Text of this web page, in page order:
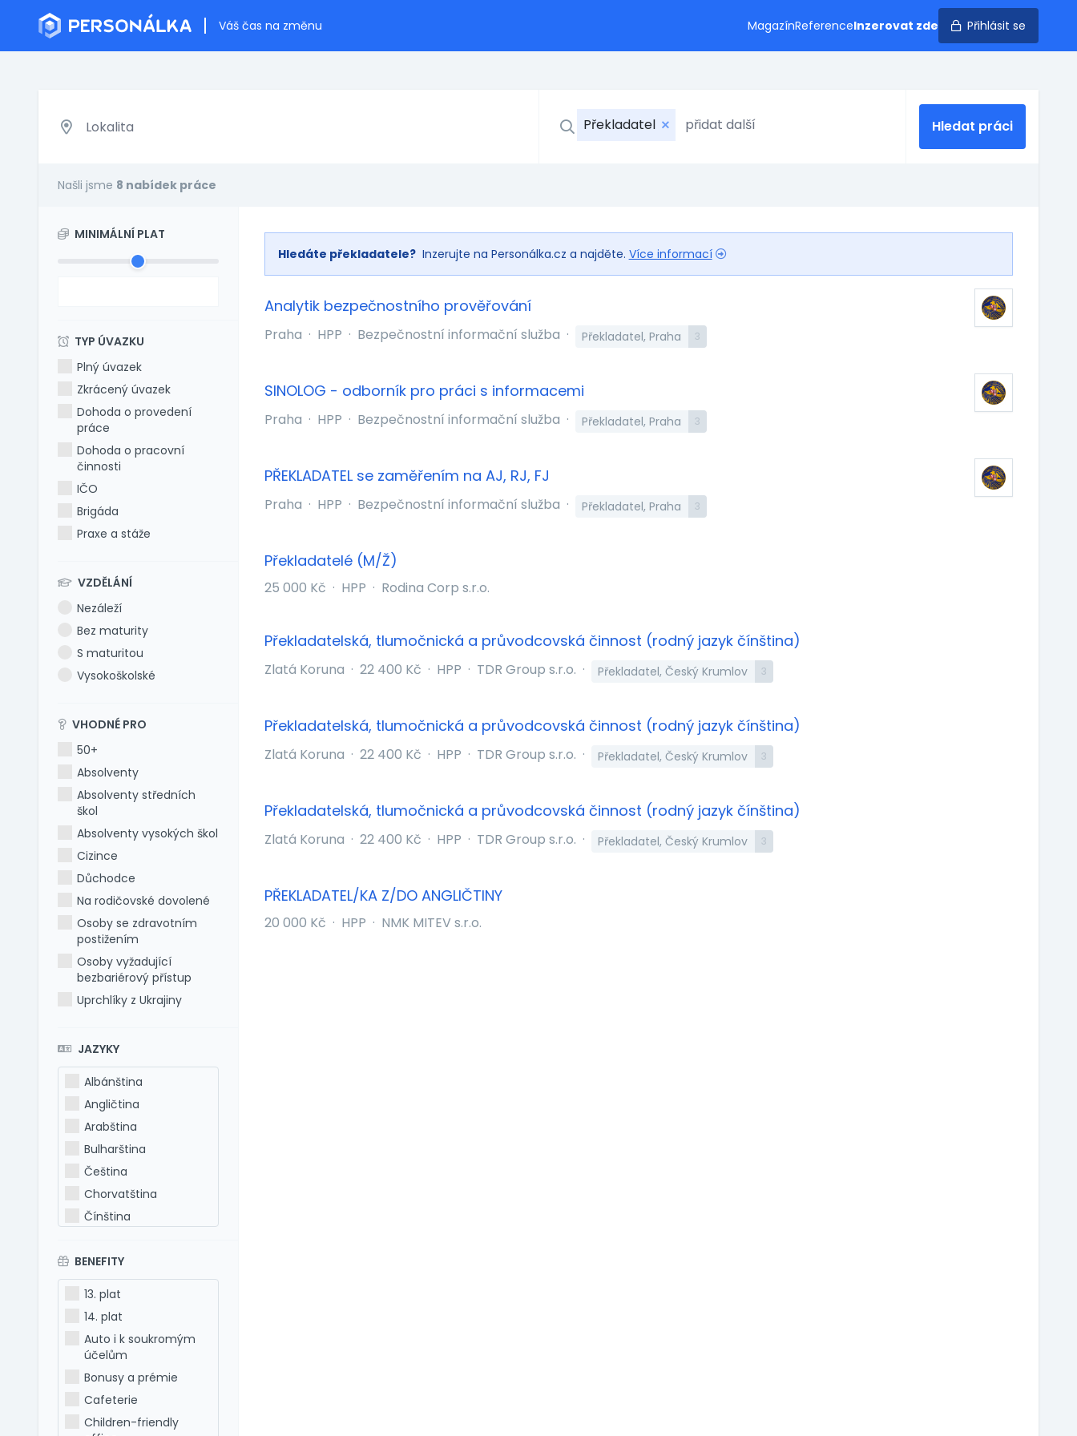
Váš čas na změnu MagazínReferenceInzerovat zde Přihlásit se
Překladatel Hledat práci
Našli jsme 8 nabídek práce
MINIMÁLNÍ PLAT
TYP ÚVAZKU
Plný úvazek
Zkrácený úvazek
Dohoda o provedení
práce
Dohoda o pracovní
činnosti
IČO
Brigáda
Praxe a stáže
VZDĚLÁNÍ
Nezáleží
Bez maturity
S maturitou
Vysokoškolské
VHODNÉ PRO
50+
Absolventy
Absolventy středních
škol
Absolventy vysokých škol
Cizince
Důchodce
Na rodičovské dovolené
Osoby se zdravotním
postižením
Osoby vyžadující
bezbariérový přístup
Uprchlíky z Ukrajiny
JAZYKY
Albánština
Angličtina
Arabština
Bulharština
Čeština
Chorvatština
Čínština
Francouzština
Hebrejština
Holandština
Italština
Japonština
Latina
Litevština
Lotyšština
BENEFITY
13. plat
14. plat
Auto i k soukromým
účelům
Bonusy a prémie
Cafeterie
Children-friendly
Hledáte překladatele? Inzerujte na Personálka.cz a najděte. Více informací
Analytik bezpečnostního prověřování
Praha · HPP · Bezpečnostní informační služba · Překladatel, Praha 3
SINOLOG - odborník pro práci s informacemi
Praha · HPP · Bezpečnostní informační služba · Překladatel, Praha 3
PŘEKLADATEL se zaměřením na AJ, RJ, FJ
Praha · HPP · Bezpečnostní informační služba · Překladatel, Praha 3
Překladatelé (M/Ž)
25 000 Kč · HPP · Rodina Corp s.r.o.
Překladatelská, tlumočnická a průvodcovská činnost (rodný jazyk čínština)
Zlatá Koruna · 22 400 Kč · HPP · TDR Group s.r.o. · Překladatel, Český Krumlov 3
Překladatelská, tlumočnická a průvodcovská činnost (rodný jazyk čínština)
Zlatá Koruna · 22 400 Kč · HPP · TDR Group s.r.o. · Překladatel, Český Krumlov 3
Překladatelská, tlumočnická a průvodcovská činnost (rodný jazyk čínština)
Zlatá Koruna · 22 400 Kč · HPP · TDR Group s.r.o. · Překladatel, Český Krumlov 3
PŘEKLADATEL/KA Z/DO ANGLIČTINY
20 000 Kč · HPP · NMK MITEV s.r.o.